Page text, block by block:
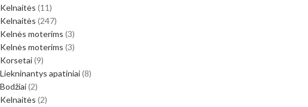
Kelnaitės 11
Kelnaitės 247
Kelnės moterims 3
Kelnės moterims 3
Korsetai 9
Liekninantys apatiniai 8
Bodžiai 2
Kelnaitės 2